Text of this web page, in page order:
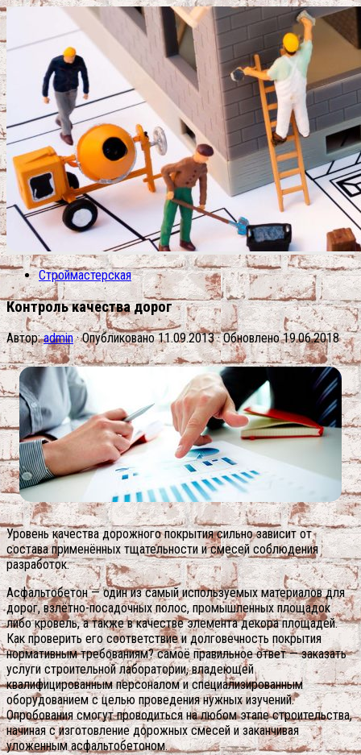
Строймастерская
Контроль качества дорог
Автор:admin · Опубликовано11.09.2013· Обновлено19.06.2018
Уровень качества дорожного покрытия сильно зависит от
состава применённых тщательности и смесей соблюдения
разработок.
Асфальтобетон — один из самый используемых материалов для
дорог, взлётно-посадочных полос, промышленных площадок
либо кровель, а также в качестве элемента декора площадей.
Как проверить его соответствие и долговечность покрытия
нормативным требованиям? самоё правильное ответ — заказать
услуги строительной лаборатории, владеющей
квалифицированным персоналом и специализированным
оборудованием с целью проведения нужных изучений.
Опробования смогут проводиться на любом этапе строительства,
начиная с изготовление дорожных смесей и заканчивая
уложенным асфальтобетоном.